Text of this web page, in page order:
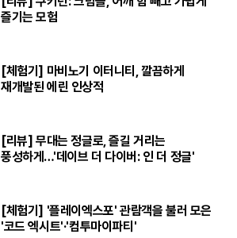
즐기는 모험
[체험기] 마비노기 이터니티, 깔끔하게
재개발된 에린 인상적
[리뷰] 무대는 정글로, 즐길 거리는
풍성하게…'데이브 더 다이버: 인 더 정글'
[체험기] '플레이엑스포' 관람객을 불러 모은
'코드 엑시트'·'컴투마이파티'